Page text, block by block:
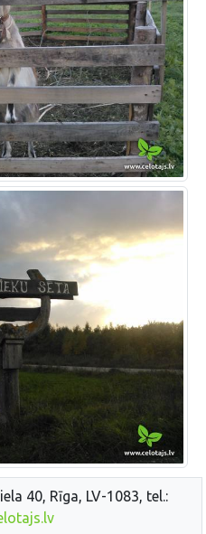
40, Rīga, LV-1083, tel.: